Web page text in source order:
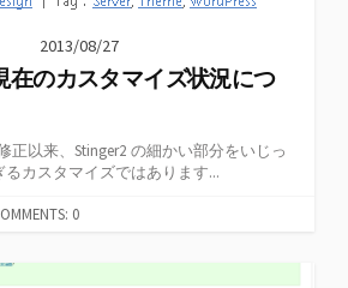
2013/08/27
在のカスタマイズ状況につ
正以来、Stinger2 の細かい部分をいじっ
カスタマイズではあります...
0